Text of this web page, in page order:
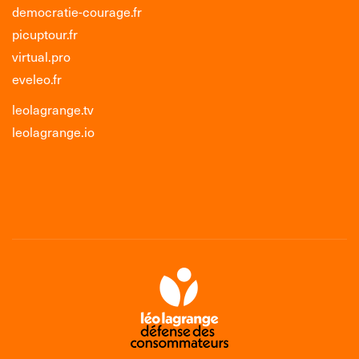
democratie-courage.fr
picuptour.fr
virtual.pro
eveleo.fr
leolagrange.tv
leolagrange.io